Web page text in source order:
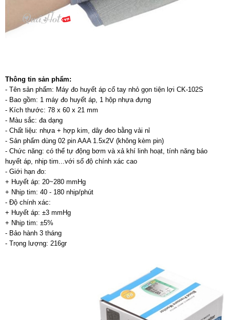
Thông tin sản phẩm:
- Tên sản phẩm: Máy đo huyết áp cổ tay nhỏ gọn tiện lợi CK-102S
- Bao gồm: 1 máy đo huyết áp, 1 hộp nhựa đựng
- Kích thước: 78 x 60 x 21 mm
- Màu sắc: đa dạng
- Chất liệu: nhựa + hợp kim, dây đeo bằng vải nỉ
- Sản phẩm dùng 02 pin AAA 1.5x2V (không kèm pin)
- Chức năng: có thể tự động bơm và xả khí linh hoạt, tính năng báo
huyết áp, nhịp tim...với số độ chính xác cao
- Giới hạn đo:
+ Huyết áp: 20~280 mmHg
+ Nhịp tim: 40 - 180 nhịp/phút
- Độ chính xác:
+ Huyết áp: ±3 mmHg
+ Nhịp tim: ±5%
- Bảo hành 3 tháng
- Trọng lượng: 216gr